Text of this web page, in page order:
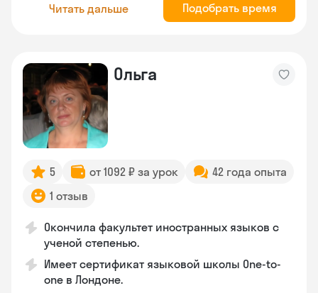
Читать дальше Подобрать время
Ольга
5 от 1092 ₽ за урок
42 года опыта
1 отзыв
Окончила факультет иностранных языков с
ученой степенью.
Имеет сертификат языковой школы One-to-
one в Лондоне.